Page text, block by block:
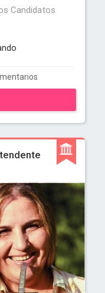
Candidatos